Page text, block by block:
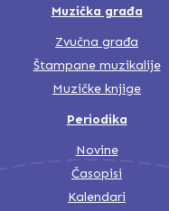
Muzička građa
Zvučna građa
Štampane muzikalije
Muzičke knjige
Periodika
Novine
Časopisi
Kalendari